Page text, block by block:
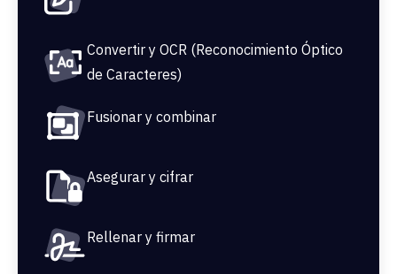
Convertir y OCR (Reconocimiento Óptico
de Caracteres)
Fusionar y combinar
Asegurar y cifrar
Rellenar y firmar